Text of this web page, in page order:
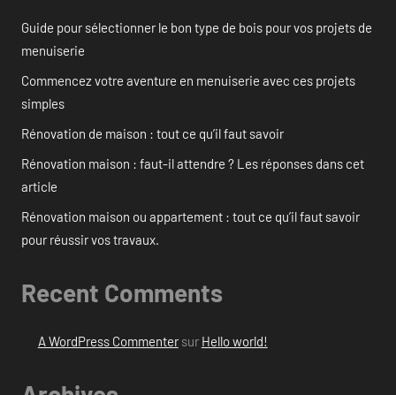
Guide pour sélectionner le bon type de bois pour vos projets de
menuiserie
Commencez votre aventure en menuiserie avec ces projets
simples
Rénovation de maison : tout ce qu’il faut savoir
Rénovation maison : faut-il attendre ? Les réponses dans cet
article
Rénovation maison ou appartement : tout ce qu’il faut savoir
pour réussir vos travaux.
Recent Comments
A WordPress Commentersur Hello world!